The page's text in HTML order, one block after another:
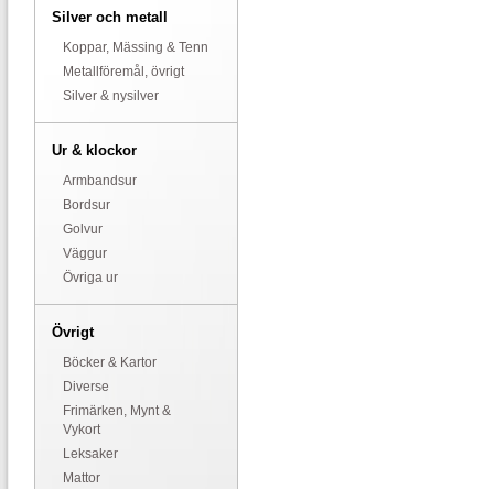
Silver och metall
Koppar, Mässing & Tenn
Metallföremål, övrigt
Silver & nysilver
Ur & klockor
Armbandsur
Bordsur
Golvur
Väggur
Övriga ur
Övrigt
Böcker & Kartor
Diverse
Frimärken, Mynt &
Vykort
Leksaker
Mattor